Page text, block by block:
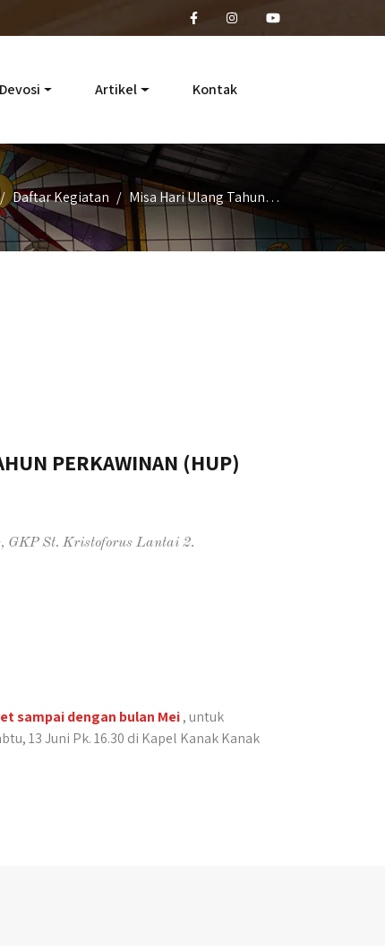
Artikel Kontak
Daftar Kegiatan Misa Hari Ulang Tahun…
PERKAWINAN (HUP)
GKP St. Kristoforus Lantai 2.
sampai dengan bulan Mei, untuk
13 Juni Pk. 16.30 di Kapel Kanak Kanak